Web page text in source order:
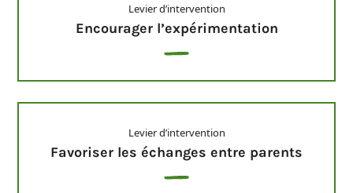
Levier d’intervention
Encourager l’expérimentation
Levier d’intervention
Favoriser les échanges entre parents